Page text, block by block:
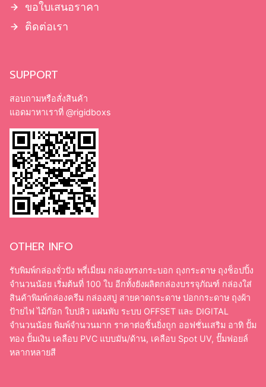
ขอใบเสนอราคา
ติดต่อเรา
SUPPORT
สอบถามหรือสั่งสินค้า
แอดมาหาเราที่ @rigidboxs
OTHER INFO
รับพิมพ์กล่องจั่วปัง พรี่เมี่ยม กล่องทรงกระบอก ถุงกระดาษ ถุงช็อปปิ้ง
จำนวนน้อย เริ่มต้นที่ 100 ใบ อีกทั้งยังผลิตกล่องบรรจุภัณฑ์ กล่องใส่
สินค้าพิมพ์กล่องครีม กล่องสบู่ สายคาดกระดาษ ปอกกระดาษ ถุงผ้า
ป้ายไฟ ไม้ก๊อก ใบปลิว แผ่นพับ ระบบ OFFSET และ DIGITAL
จำนวนน้อย พิมพ์จำนวนมาก ราคาต่อชิ้นยิ่งถูก ออฟชั่นเสริม อาทิ ปั้ม
ทอง ปั้มเงิน เคลือบ PVC แบบมัน/ด้าน, เคลือบ Spot UV, ปั๊มฟอยล์
หลากหลายสี